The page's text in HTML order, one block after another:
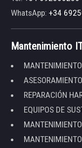
WhatsApp:+34
Mantenimiento
REPARACIÓN
EQUIPOS DE